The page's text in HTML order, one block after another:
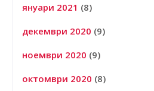
януари 2021 (8)
декември 2020 (9)
ноември 2020 (9)
октомври 2020 (8)